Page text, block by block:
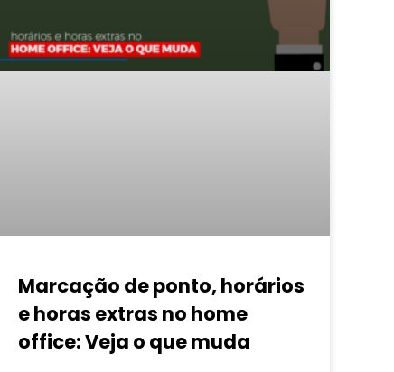
Marcação de ponto, horários
e horas extras no home
office: Veja o que muda